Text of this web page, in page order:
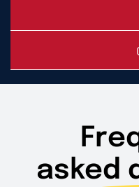
asked